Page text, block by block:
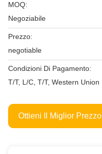
MOQ:
Negoziabile
Prezzo:
negotiable
Condizioni Di Pagamento:
T/T, L/C, T/T, Western Union
Ottieni Il Miglior Prezzo